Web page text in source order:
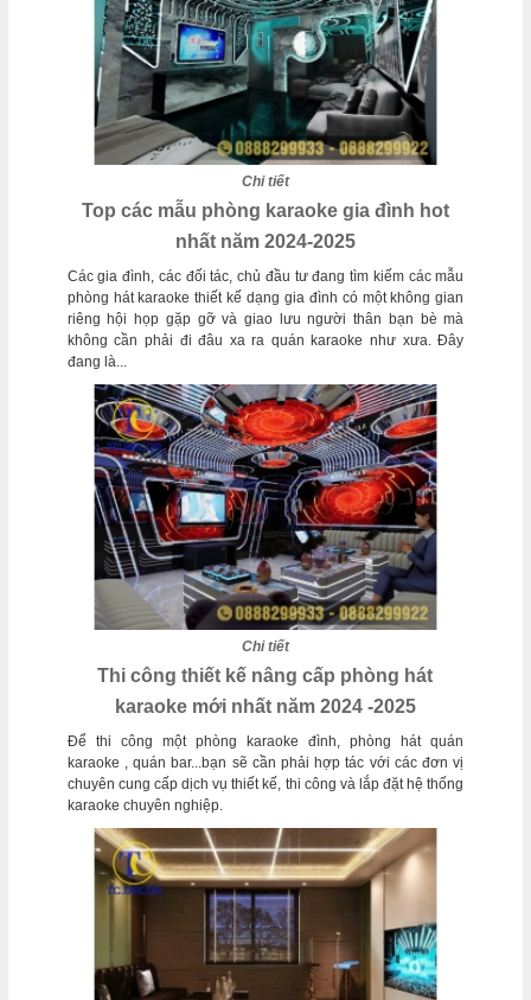
Chi tiết
Top các mẫu phòng karaoke gia đình hot
nhất năm 2024-2025
Các gia đình, các đối tác, chủ đầu tư đang tìm kiếm các mẫu
phòng hát karaoke thiết kế dạng gia đình có một không gian
riêng hội họp gặp gỡ và giao lưu người thân bạn bè mà
không cần phải đi đâu xa ra quán karaoke như xưa. Đây
đang là...
Chi tiết
Thi công thiết kế nâng cấp phòng hát
karaoke mới nhất năm 2024 -2025
Để thi công một phòng karaoke đình, phòng hát quán
karaoke , quán bar...bạn sẽ cần phải hợp tác với các đơn vị
chuyên cung cấp dịch vụ thiết kế, thi công và lắp đặt hệ thống
karaoke chuyên nghiệp.